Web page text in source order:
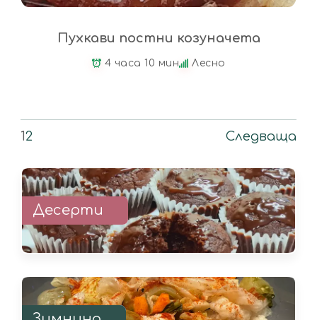
Пухкави постни козуначета
4 часа 10 мин Лесно
12 Следваща
Десерти